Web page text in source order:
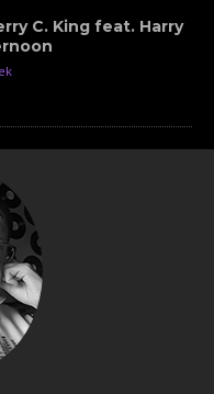
C. King feat. Harry